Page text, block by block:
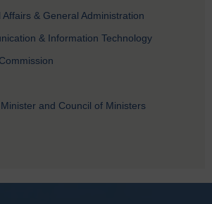
& General Administration
& Information Technology
and Council of Ministers